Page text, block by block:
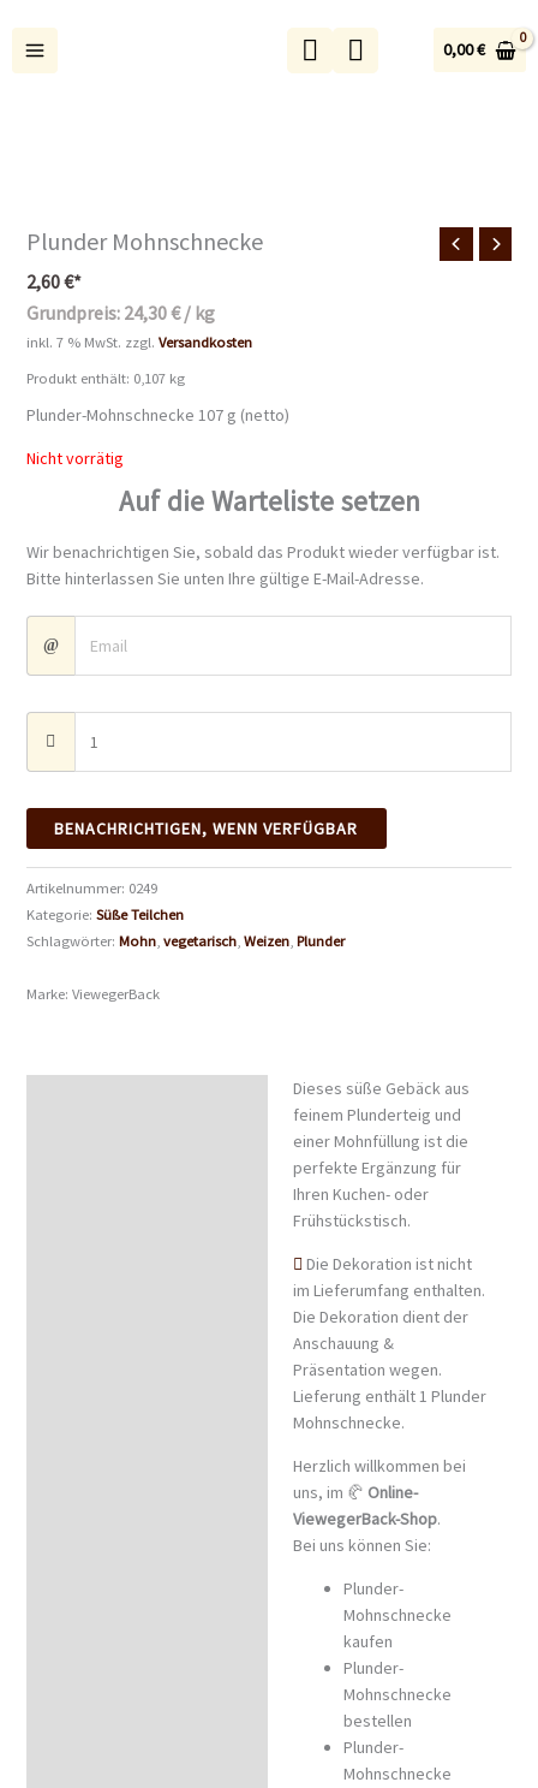
Inhalt
springen
0,00€
Plunder Mohnschnecke
2,60€*
Grundpreis: 24,30€/ kg
inkl. 7 % MwSt. zzgl. Versandkosten
Produkt enthält: 0,107 kg
Plunder-Mohnschnecke 107 g (netto)
Nicht vorrätig
Auf die Warteliste setzen
Wir benachrichtigen Sie, sobald das Produkt wieder verfügbar ist.
Bitte hinterlassen Sie unten Ihre gültige E-Mail-Adresse.
BENACHRICHTIGEN, WENN VERFÜGBAR
Artikelnummer: 0249
Kategorie: Süße Teilchen
Schlagwörter: Mohn, vegetarisch, Weizen, Plunder
Marke: ViewegerBack
Dieses süße Gebäck aus
feinem Plunderteig und
einer Mohnfüllung ist die
perfekte Ergänzung für
Ihren Kuchen- oder
Frühstückstisch.
Die Dekoration ist nicht
im Lieferumfang enthalten.
Die Dekoration dient der
Anschauung &
Präsentation wegen.
Lieferung enthält 1 Plunder
Mohnschnecke.
Herzlich willkommen bei
uns, im 🥐 Online-
ViewegerBack-Shop.
Bei uns können Sie:
Plunder-
Mohnschnecke
kaufen
Plunder-
Mohnschnecke
bestellen
Plunder-
Mohnschnecke